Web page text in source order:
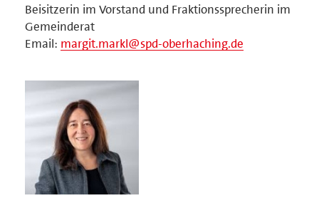
Beisitzerin im Vorstand und Fraktionssprecherin im
Gemeinderat
Email: margit.markl@spd-oberhaching.de